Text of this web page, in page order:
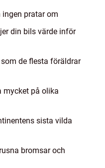
pratar om
din bils värde inför
de flesta föräldrar
mycket på olika
sista vilda
bromsar och